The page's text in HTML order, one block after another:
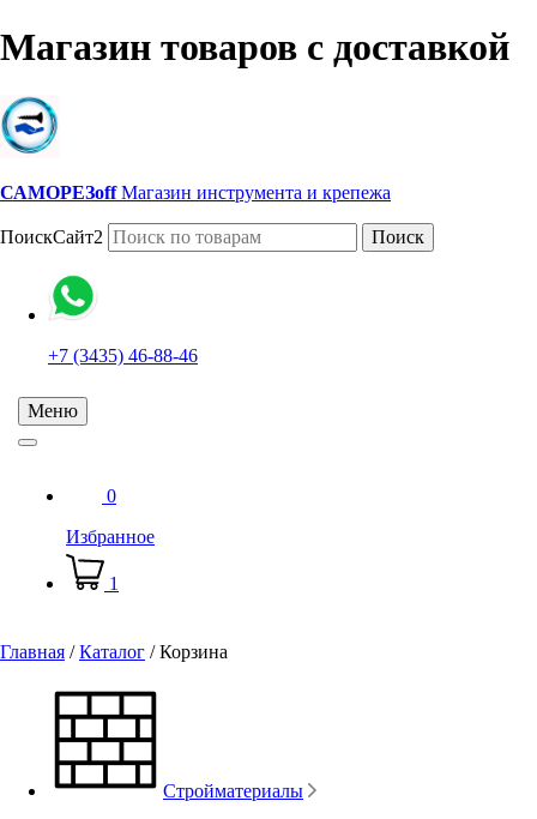
Магазин товаров с доставкой
САМОРЕЗoff Магазин инструмента и крепежа
ПоискСайт2 Поиск
+7 (3435) 46-88-46
Меню
0
Избранное
1
Главная /Каталог /Корзина
Стройматериалы